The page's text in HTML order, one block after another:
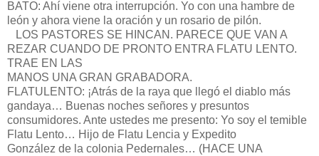
BATO: Ahí viene otra interrupción. Yo con una hambre de
león y ahora viene la oración y un rosario de pilón.
LOS PASTORES SE HINCAN. PARECE QUE VAN A
REZAR CUANDO DE PRONTO ENTRA FLATU LENTO.
TRAE EN LAS
MANOS UNA GRAN GRABADORA.
FLATULENTO: ¡Atrás de la raya que llegó el diablo más
gandaya… Buenas noches señores y presuntos
consumidores. Ante ustedes me presento: Yo soy el temible
Flatu Lento… Hijo de Flatu Lencia y Expedito
González de la colonia Pedernales… (HACE UNA